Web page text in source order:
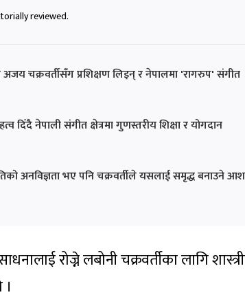
reviewed.
अजय चक्रवर्तीसँग प्रशिक्षण लिइन् र नेपालमा 'रागरुप' संगीत
दिँदै नेपाली संगीत क्षेत्रमा गुणस्तरीय शिक्षा र योगदान
अनविज्ञता भए पनि चक्रवर्तीले यसलाई समृद्ध बनाउने
रोज्ने लबोनी चक्रवर्तीका लागि